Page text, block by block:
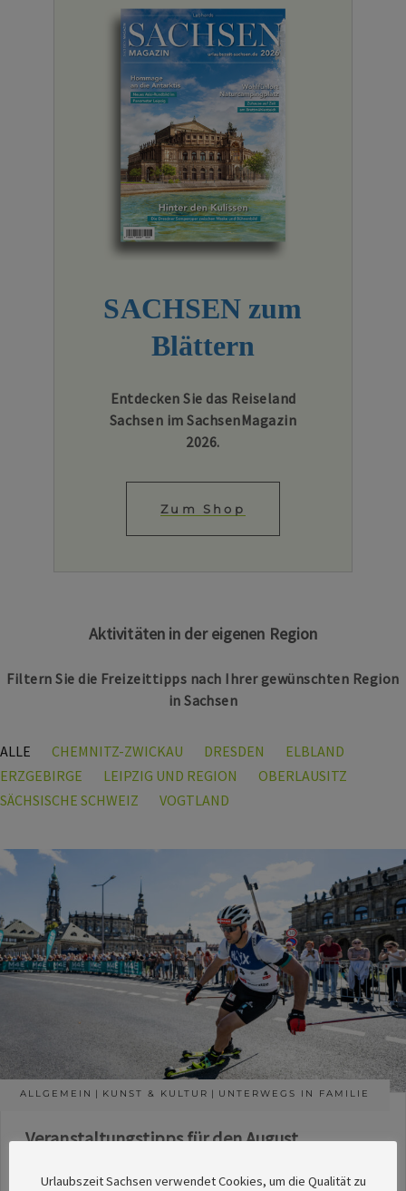
SACHSEN zum
Blättern
Entdecken Sie das Reiseland
Sachsen im SachsenMagazin
2026.
Zum Shop
Aktivitäten in der eigenen Region
Filtern Sie die Freizeittipps nach Ihrer gewünschten Region
in Sachsen
ALLE CHEMNITZ-ZWICKAU DRESDEN
ELBLAND
ERZGEBIRGE
LEIPZIG UND REGION
OBERLAUSITZ
SÄCHSISCHE SCHWEIZ
VOGTLAND
ALLGEMEIN KUNST & KULTUR UNTERWEGS IN FAMILIE
Veranstaltungstipps für den August
Urlaubszeit Sachsen verwendet Cookies, um die Qualität zu